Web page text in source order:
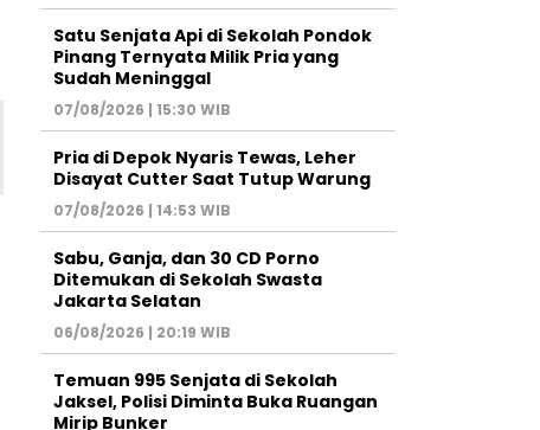
Satu Senjata Api di Sekolah Pondok
Pinang Ternyata Milik Pria yang
Sudah Meninggal
07/08/2026 | 15:30 WIB
Pria di Depok Nyaris Tewas, Leher
Disayat Cutter Saat Tutup Warung
07/08/2026 | 14:53 WIB
Sabu, Ganja, dan 30 CD Porno
Ditemukan di Sekolah Swasta
Jakarta Selatan
06/08/2026 | 20:19 WIB
Temuan 995 Senjata di Sekolah
Jaksel, Polisi Diminta Buka Ruangan
Mirip Bunker